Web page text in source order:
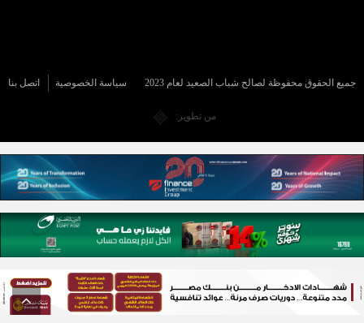
جميع الحقوق محفوظة لصالح شباب الصعيد لعام 2023 سياسة الخصوصية اتصل بنا
من تطوير: